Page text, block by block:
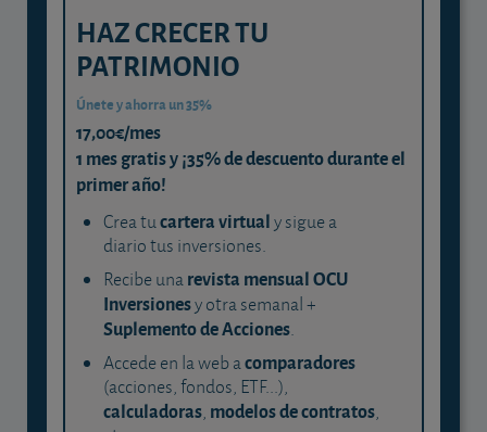
HAZ CRECER TU
PATRIMONIO
Únete y ahorra un 35%
17,00€/mes
1 mes gratis y ¡35% de descuento durante el
primer año!
Crea tucartera virtualy sigue a
diario tus inversiones.
Recibe unarevista mensual OCU
Inversionesy otra semanal +
Suplemento de Acciones.
Accede en la web acomparadores
(acciones, fondos, ETF...),
calculadoras, modelos de contratos,